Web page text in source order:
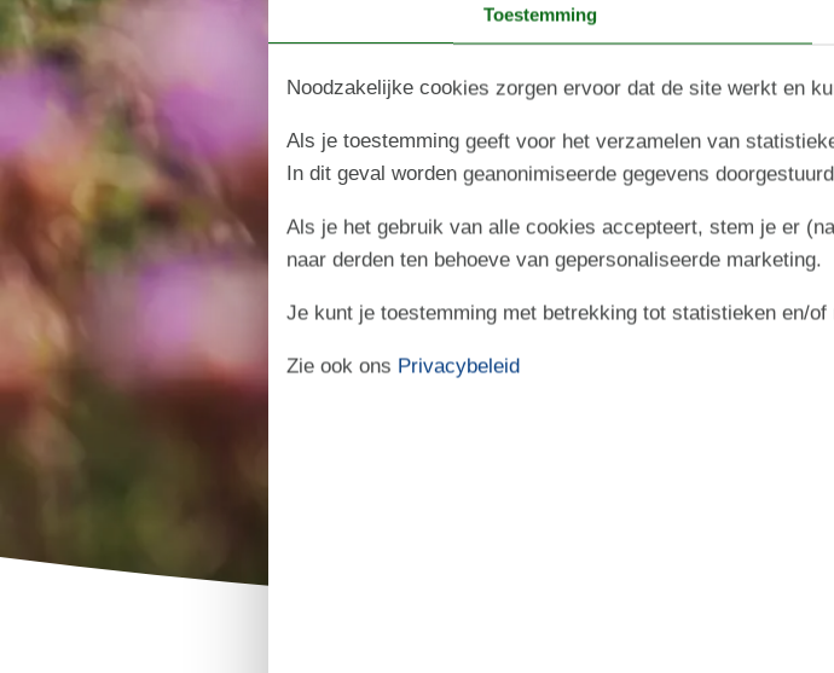
Toestemming
Noodzakelijke cookies zorgen ervoor dat de site werkt en
Als je toestemming geeft voor het verzamelen van
In dit geval worden geanonimiseerde gegevens
Als je het gebruik van alle cookies accepteert, stem je er
naar derden ten behoeve van gepersonaliseerde marketing.
Je kunt je toestemming met betrekking tot statistieken en/
Zie ook ons Privacybeleid